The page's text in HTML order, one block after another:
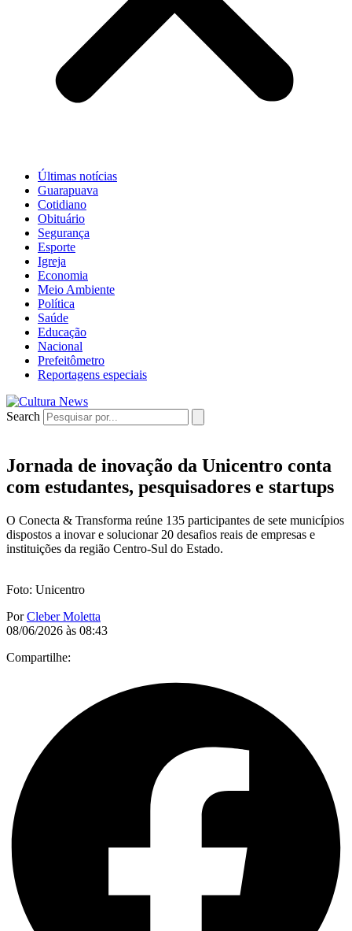
Últimas notícias
Guarapuava
Cotidiano
Obituário
Segurança
Esporte
Igreja
Economia
Meio Ambiente
Política
Saúde
Educação
Nacional
Prefeitômetro
Reportagens especiais
Search
Jornada de inovação da Unicentro conta
com estudantes, pesquisadores e startups
O Conecta & Transforma reúne 135 participantes de sete municípios
dispostos a inovar e solucionar 20 desafios reais de empresas e
instituições da região Centro-Sul do Estado.
Foto: Unicentro
PorCleber Moletta
08/06/2026 às 08:43
Compartilhe: